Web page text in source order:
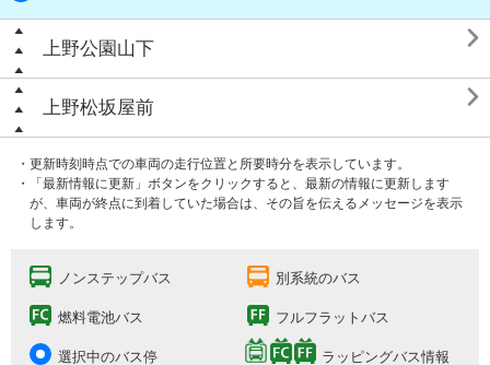
上野公園山下 
上野松坂屋前 
・更新時刻時点での車両の走行位置と所要時分を表示しています。
・「最新情報に更新」ボタンをクリックすると、最新の情報に更新します
が、車両が終点に到着していた場合は、その旨を伝えるメッセージを表示
します。
ノンステップバス 別系統のバス
燃料電池バス フルフラットバス
選択中のバス停
ラッピングバス情報